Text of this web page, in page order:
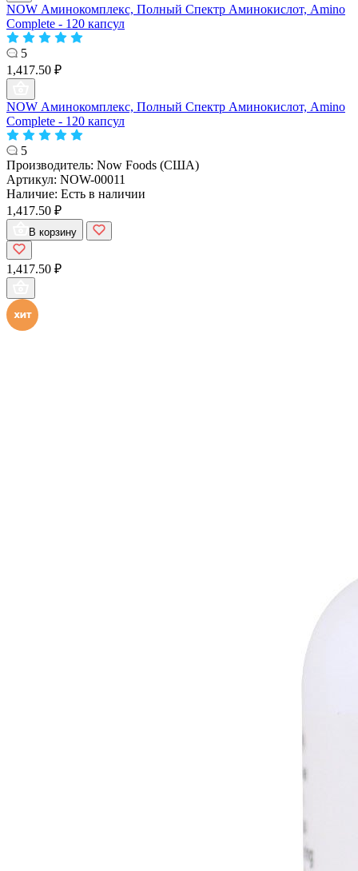
NOW Аминокомплекс, Полный Спектр Аминокислот, Amino
Complete - 120 капсул
5
1,417.50 ₽
NOW Аминокомплекс, Полный Спектр Аминокислот, Amino
Complete - 120 капсул
5
Производитель: Now Foods (США)
Артикул: NOW-00011
Наличие: Есть в наличии
1,417.50 ₽
В корзину
1,417.50 ₽